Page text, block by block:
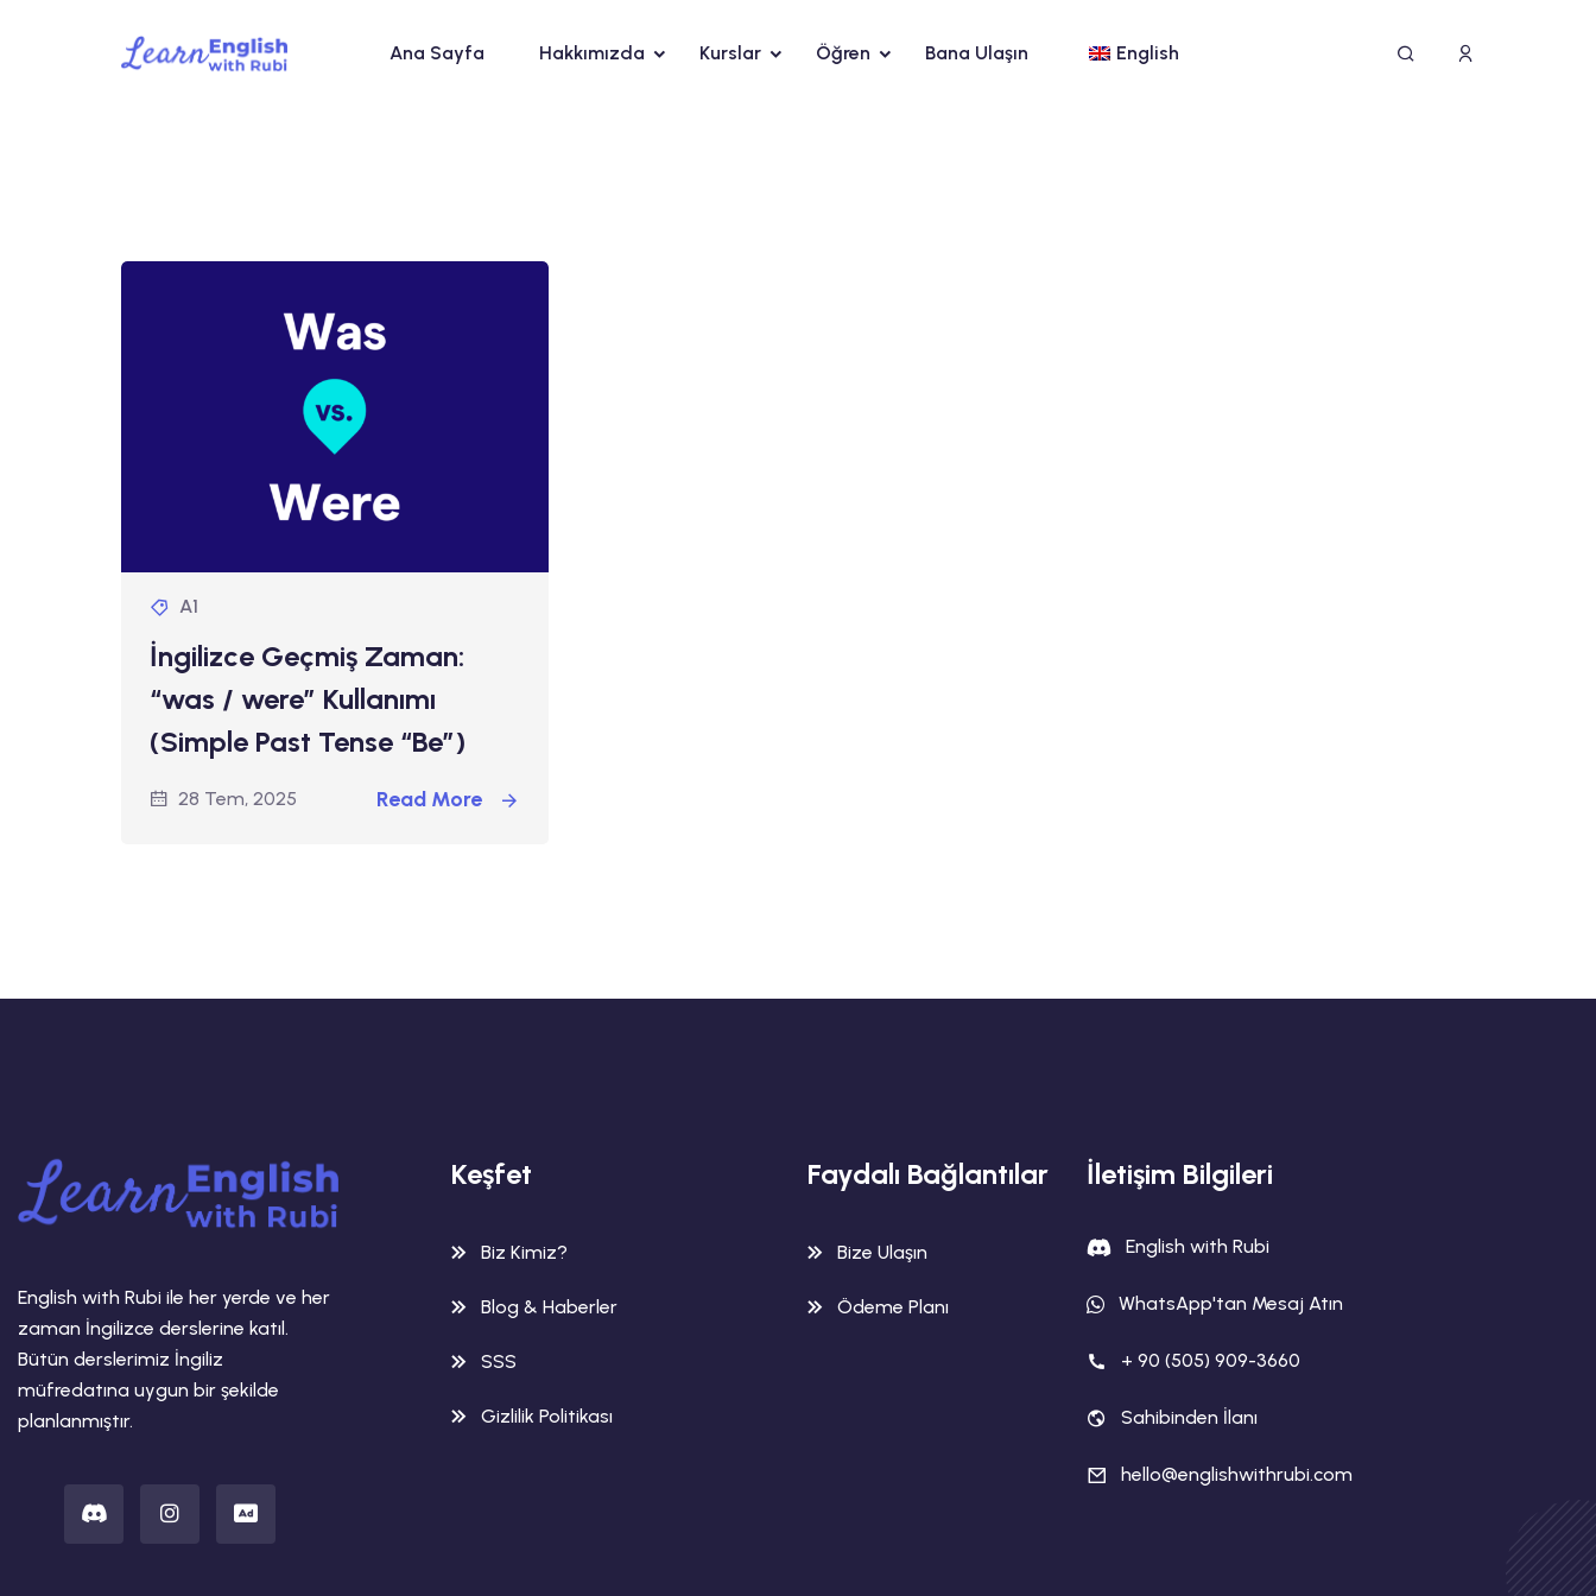
Ana Sayfa Hakkımızda Kurslar Öğren Bana Ulaşın English
A1
İngilizce Geçmiş Zaman:
“was / were” Kullanımı
(Simple Past Tense “Be”)
28 Tem, 2025 Read More
English with Rubi ile her yerde ve her
zaman İngilizce derslerine katıl.
Bütün derslerimiz İngiliz
müfredatına uygun bir şekilde
planlanmıştır.
Keşfet
Biz Kimiz?
Blog & Haberler
SSS
Gizlilik Politikası
Faydalı Bağlantılar
Bize Ulaşın
Ödeme Planı
İletişim Bilgileri
English with Rubi
WhatsApp'tan Mesaj Atın
+ 90 (505) 909-3660
Sahibinden İlanı
hello@englishwithrubi.com